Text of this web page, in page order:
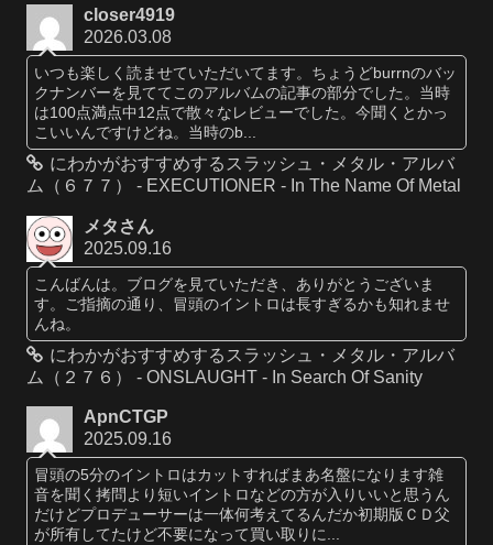
closer4919
2026.03.08
いつも楽しく読ませていただいてます。ちょうどburrnのバッ
クナンバーを見ててこのアルバムの記事の部分でした。当時
は100点満点中12点で散々なレビューでした。今聞くとかっ
こいいんですけどね。当時のb...
にわかがおすすめするスラッシュ・メタル・アルバ
ム（６７７） - EXECUTIONER - In The Name Of Metal
メタさん
2025.09.16
こんばんは。ブログを見ていただき、ありがとうございま
す。ご指摘の通り、冒頭のイントロは長すぎるかも知れませ
んね。
にわかがおすすめするスラッシュ・メタル・アルバ
ム（２７６） - ONSLAUGHT - In Search Of Sanity
ApnCTGP
2025.09.16
冒頭の5分のイントロはカットすればまあ名盤になります雑
音を聞く拷問より短いイントロなどの方が入りいいと思うん
だけどプロデューサーは一体何考えてるんだか初期版ＣＤ父
が所有してたけど不要になって買い取りに...